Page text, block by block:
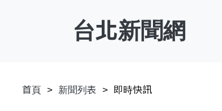
台北新聞網
首頁 新聞列表 即時快訊